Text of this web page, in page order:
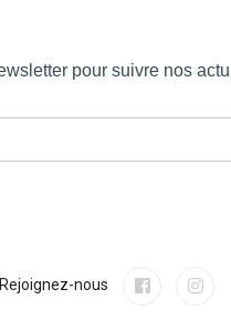
Rejoignez-nous